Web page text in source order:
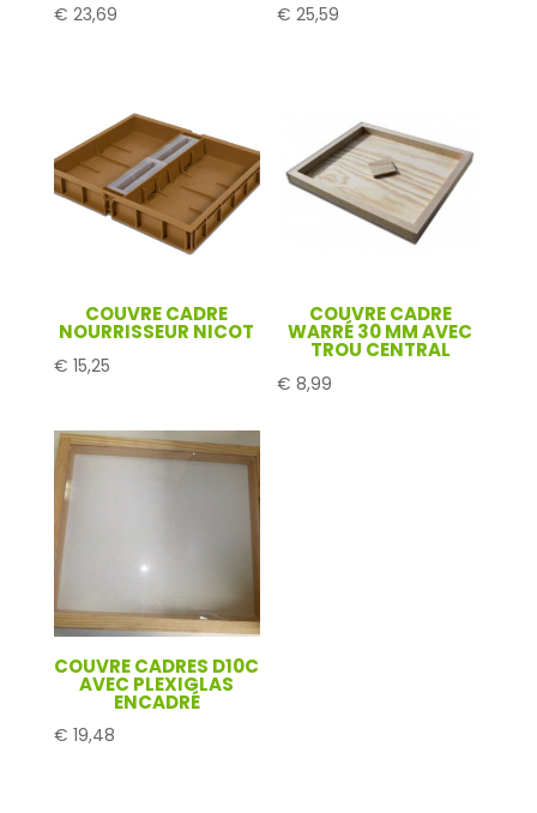
€ 23,69 € 25,59
COUVRE CADRE
NOURRISSEUR NICOT
€ 15,25
COUVRE CADRE
WARRÉ 30 MM AVEC
TROU CENTRAL
€ 8,99
COUVRE CADRES D10C
AVEC PLEXIGLAS
ENCADRÉ
€ 19,48